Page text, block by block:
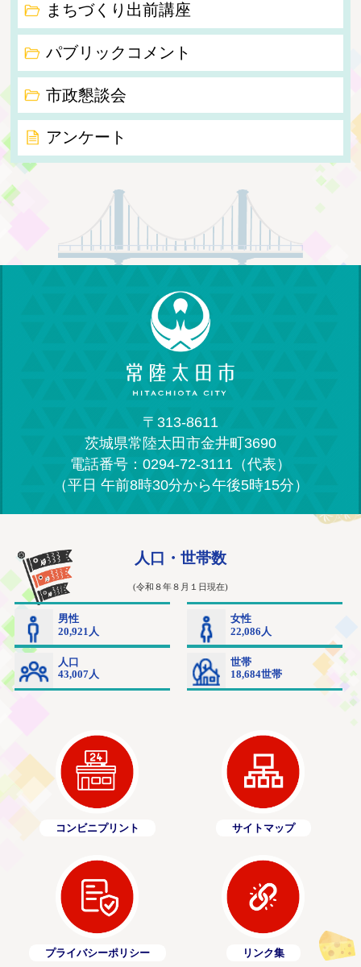
まちづくり出前講座
パブリックコメント
市政懇談会
アンケート
〒313-8611
茨城県常陸太田市金井町3690
電話番号：0294-72-3111（代表）
（平日 午前8時30分から午後5時15分）
コンビニプリント サイトマップ
プライバシーポリシー リンク集